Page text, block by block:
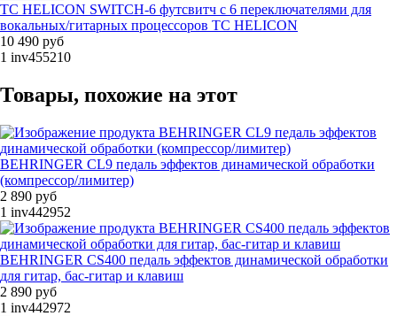
TC HELICON SWITCH-6 футсвитч с 6 переключателями для
вокальных/гитарных процессоров TC HELICON
10 490 руб
1 inv455210
Товары, похожие на этот
BEHRINGER CL9 педаль эффектов динамической обработки
(компрессор/лимитер)
2 890 руб
1 inv442952
BEHRINGER CS400 педаль эффектов динамической обработки
для гитар, бас-гитар и клавиш
2 890 руб
1 inv442972